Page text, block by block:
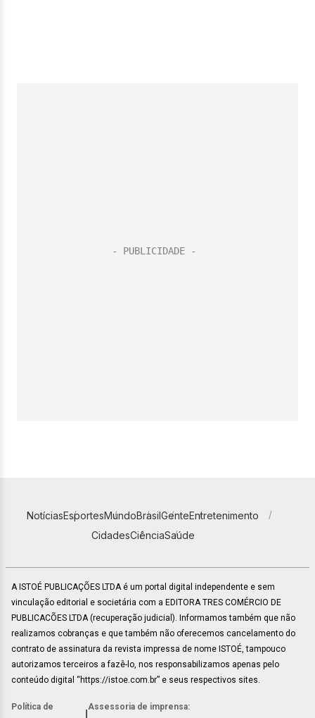
NotíciasEsportesMundoBrasilGenteEntretenimento
CidadesCiênciaSaúde
A ISTOÉ PUBLICAÇÕES LTDA é um portal digital independente e sem
vinculação editorial e societária com a EDITORA TRES COMÉRCIO DE
PUBLICACÕES LTDA (recuperação judicial). Informamos também que não
realizamos cobranças e que também não oferecemos cancelamento do
contrato de assinatura da revista impressa de nome ISTOÉ, tampouco
autorizamos terceiros a fazê-lo, nos responsabilizamos apenas pelo
conteúdo digital “https://istoe.com.br” e seus respectivos sites.
Política de
Assessoria de imprensa: